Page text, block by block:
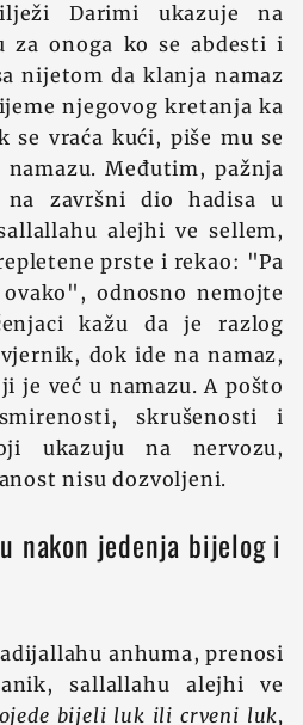
Darimi ukazuje na
za onoga ko se abdesti i
nijetom da klanja namaz
njegovog kretanja ka
se vraća kući, piše mu se
Međutim, pažnja
na završni dio hadisa u
alejhi ve sellem,
prste i rekao: "Pa
odnosno nemojte
kažu da je razlog
dok ide na namaz,
je već u namazu. A pošto
skrušenosti i
ukazuju na nervozu,
nisu dozvoljeni.
nakon jedenja bijelog i
anhuma, prenosi
sallallahu alejhi ve
bijeli luk ili crveni luk,